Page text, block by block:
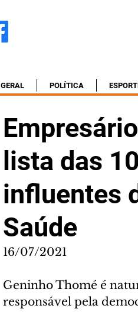
GERAL POLÍTICA
lista das
influentes
Saúde
16/07/2021
Geninho Thomé é
responsável pela